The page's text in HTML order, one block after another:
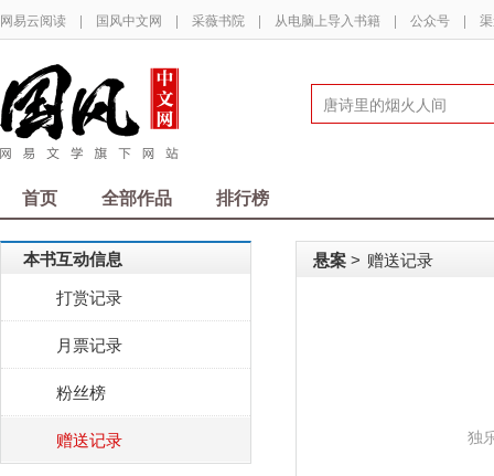
网易云阅读 | 国风中文网 | 采薇书院 | 从电脑上导入书籍 | 公众号 |
首页 全部作品 排行榜
本书互动信息
打赏记录
月票记录
粉丝榜
赠送记录
悬案 > 赠送记录
独